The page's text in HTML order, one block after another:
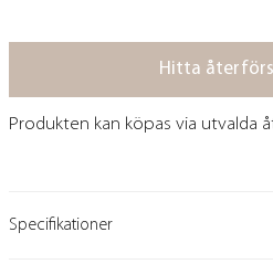
Hitta
Produkten kan köpas via utvalda
Specifikationer